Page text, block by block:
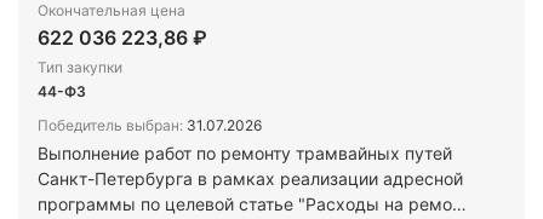
Окончательная цена
622 036 223,86 ₽
Тип закупки
44-ФЗ
Победитель выбран: 31.07.2026
Выполнение работ по ремонту трамвайных путей
Санкт-Петербурга в рамках реализации адресной
программы по целевой статье "Расходы на ремонт